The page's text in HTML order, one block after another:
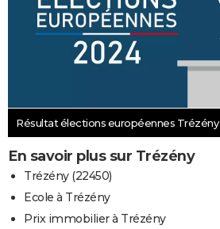
Résultat élections européennes Trézény
En savoir plus sur Trézény
Trézény (22450)
Ecole à Trézény
Prix immobilier à Trézény